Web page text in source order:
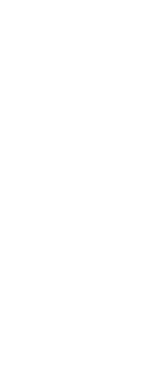
quantity